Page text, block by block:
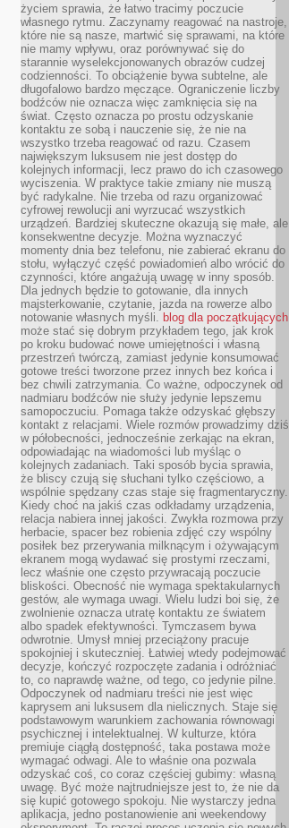
życiem sprawia, że łatwo tracimy poczucie
własnego rytmu. Zaczynamy reagować na nastroje,
które nie są nasze, martwić się sprawami, na które
nie mamy wpływu, oraz porównywać się do
starannie wyselekcjonowanych obrazów cudzej
codzienności. To obciążenie bywa subtelne, ale
długofalowo bardzo męczące. Ograniczenie liczby
bodźców nie oznacza więc zamknięcia się na
świat. Często oznacza po prostu odzyskanie
kontaktu ze sobą i nauczenie się, że nie na
wszystko trzeba reagować od razu. Czasem
największym luksusem nie jest dostęp do
kolejnych informacji, lecz prawo do ich czasowego
wyciszenia. W praktyce takie zmiany nie muszą
być radykalne. Nie trzeba od razu organizować
cyfrowej rewolucji ani wyrzucać wszystkich
urządzeń. Bardziej skuteczne okazują się małe, ale
konsekwentne decyzje. Można wyznaczyć
momenty dnia bez telefonu, nie zabierać ekranu do
stołu, wyłączyć część powiadomień albo wrócić do
czynności, które angażują uwagę w inny sposób.
Dla jednych będzie to gotowanie, dla innych
majsterkowanie, czytanie, jazda na rowerze albo
notowanie własnych myśli. blog dla początkujących
może stać się dobrym przykładem tego, jak krok
po kroku budować nowe umiejętności i własną
przestrzeń twórczą, zamiast jedynie konsumować
gotowe treści tworzone przez innych bez końca i
bez chwili zatrzymania. Co ważne, odpoczynek od
nadmiaru bodźców nie służy jedynie lepszemu
samopoczuciu. Pomaga także odzyskać głębszy
kontakt z relacjami. Wiele rozmów prowadzimy dziś
w półobecności, jednocześnie zerkając na ekran,
odpowiadając na wiadomości lub myśląc o
kolejnych zadaniach. Taki sposób bycia sprawia,
że bliscy czują się słuchani tylko częściowo, a
wspólnie spędzany czas staje się fragmentaryczny.
Kiedy choć na jakiś czas odkładamy urządzenia,
relacja nabiera innej jakości. Zwykła rozmowa przy
herbacie, spacer bez robienia zdjęć czy wspólny
posiłek bez przerywania milknącym i ożywającym
ekranem mogą wydawać się prostymi rzeczami,
lecz właśnie one często przywracają poczucie
bliskości. Obecność nie wymaga spektakularnych
gestów, ale wymaga uwagi. Wielu ludzi boi się, że
zwolnienie oznacza utratę kontaktu ze światem
albo spadek efektywności. Tymczasem bywa
odwrotnie. Umysł mniej przeciążony pracuje
spokojniej i skuteczniej. Łatwiej wtedy podejmować
decyzje, kończyć rozpoczęte zadania i odróżniać
to, co naprawdę ważne, od tego, co jedynie pilne.
Odpoczynek od nadmiaru treści nie jest więc
kaprysem ani luksusem dla nielicznych. Staje się
podstawowym warunkiem zachowania równowagi
psychicznej i intelektualnej. W kulturze, która
premiuje ciągłą dostępność, taka postawa może
wymagać odwagi. Ale to właśnie ona pozwala
odzyskać coś, co coraz częściej gubimy: własną
uwagę. Być może najtrudniejsze jest to, że nie da
się kupić gotowego spokoju. Nie wystarczy jedna
aplikacja, jedno postanowienie ani weekendowy